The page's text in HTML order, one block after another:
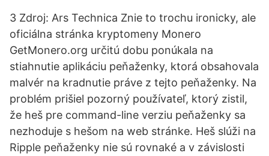
3 Zdroj: Ars Technica Znie to trochu ironicky, ale
oficiálna stránka kryptomeny Monero
GetMonero.org určitú dobu ponúkala na
stiahnutie aplikáciu peňaženky, ktorá obsahovala
malvér na kradnutie práve z tejto peňaženky. Na
problém prišiel pozorný používateľ, ktorý zistil,
že heš pre command-line verziu peňaženky sa
nezhoduje s hešom na web stránke. Heš slúži na
Ripple peňaženky nie sú rovnaké a v závislosti